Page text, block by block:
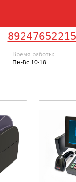
89247652215
Время работы:
Пн-Вс 10-18